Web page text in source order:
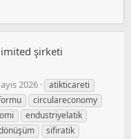
şirketi
2026
atikticareti
circulareconomy
endustriyelatik
sifiratik